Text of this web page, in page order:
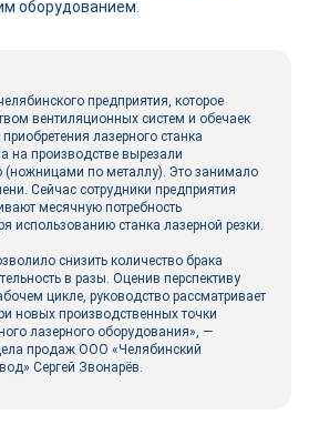
оборудованием.
предприятия, которое
вентиляционных систем и обечаек
лазерного станка
на производстве вырезали
(ножницами по металлу). Это занимало
Сейчас сотрудники предприятия
месячную потребность
использованию станка лазерной резки.
снизить количество брака
в разы. Оценив перспективу
цикле, руководство рассматривает
новых производственных точки
лазерного оборудования», —
продаж ООО «Челябинский
Сергей Звонарёв.